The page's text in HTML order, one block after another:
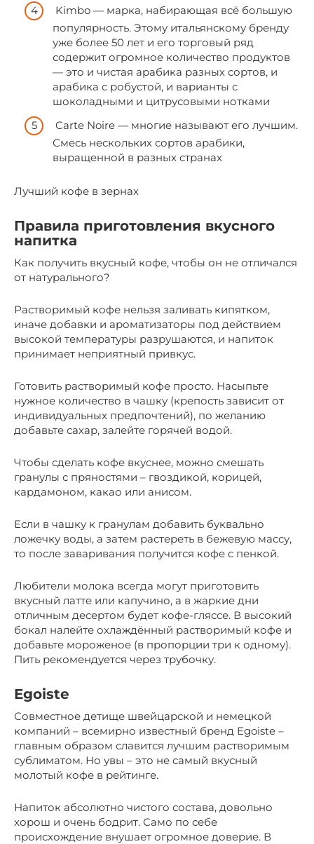
Kimbo — марка, набирающая всё большую
популярность. Этому итальянскому бренду
уже более 50 лет и его торговый ряд
содержит огромное количество продуктов
— это и чистая арабика разных сортов, и
арабика с робустой, и варианты с
шоколадными и цитрусовыми нотками
Carte Noire — многие называют его лучшим.
Смесь нескольких сортов арабики,
выращенной в разных странах
Лучший кофе в зернах
Правила приготовления вкусного
напитка
Как получить вкусный кофе, чтобы он не отличался
от натурального?
Растворимый кофе нельзя заливать кипятком,
иначе добавки и ароматизаторы под действием
высокой температуры разрушаются, и напиток
принимает неприятный привкус.
Готовить растворимый кофе просто. Насыпьте
нужное количество в чашку (крепость зависит от
индивидуальных предпочтений), по желанию
добавьте сахар, залейте горячей водой.
Чтобы сделать кофе вкуснее, можно смешать
гранулы с пряностями – гвоздикой, корицей,
кардамоном, какао или анисом.
Если в чашку к гранулам добавить буквально
ложечку воды, а затем растереть в бежевую массу,
то после заваривания получится кофе с пенкой.
Любители молока всегда могут приготовить
вкусный латте или капучино, а в жаркие дни
отличным десертом будет кофе-гляссе. В высокий
бокал налейте охлаждённый растворимый кофе и
добавьте мороженое (в пропорции три к одному).
Пить рекомендуется через трубочку.
Egoiste
Совместное детище швейцарской и немецкой
компаний – всемирно известный бренд Egoiste –
главным образом славится лучшим растворимым
сублиматом. Но увы – это не самый вкусный
молотый кофе в рейтинге.
Напиток абсолютно чистого состава, довольно
хорош и очень бодрит. Само по себе
происхождение внушает огромное доверие. В